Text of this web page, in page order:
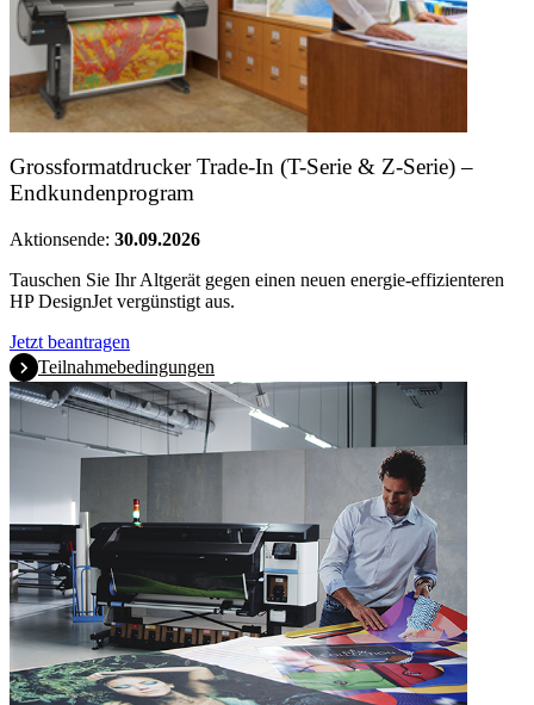
Grossformatdrucker Trade-In (T-Serie & Z-Serie) –
Endkundenprogram
Aktionsende: 30.09.2026
Tauschen Sie Ihr Altgerät gegen einen neuen energie-effizienteren
HP DesignJet vergünstigt aus.
Jetzt beantragen
Teilnahmebedingungen